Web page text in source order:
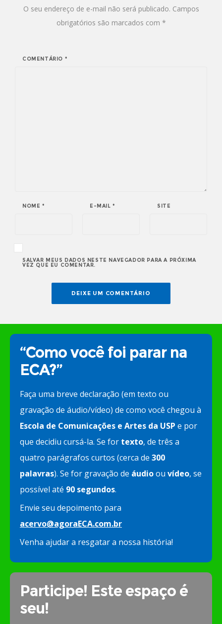
O seu endereço de e-mail não será publicado. Campos
obrigatórios são marcados com *
COMENTÁRIO *
NOME * E-MAIL* SITE
SALVAR MEUS DADOS NESTE NAVEGADOR PARA A PRÓXIMA
VEZ QUE EU COMENTAR.
“Como você foi parar na
ECA?”
Faça uma breve declaração (em texto ou
gravação de áudio/vídeo) de como você chegou à
Escola de Comunicações e Artes da USP e por
que decidiu cursá-la. Se for texto, de três a
quatro parágrafos curtos (cerca de 300
palavras). Se for gravação de áudioou vídeo, se
possível até 90 segundos.
Envie seu depoimento para
acervo@agoraECA.com.br
Venha ajudar a resgatar a nossa história!
Participe! Este espaço é
seu!